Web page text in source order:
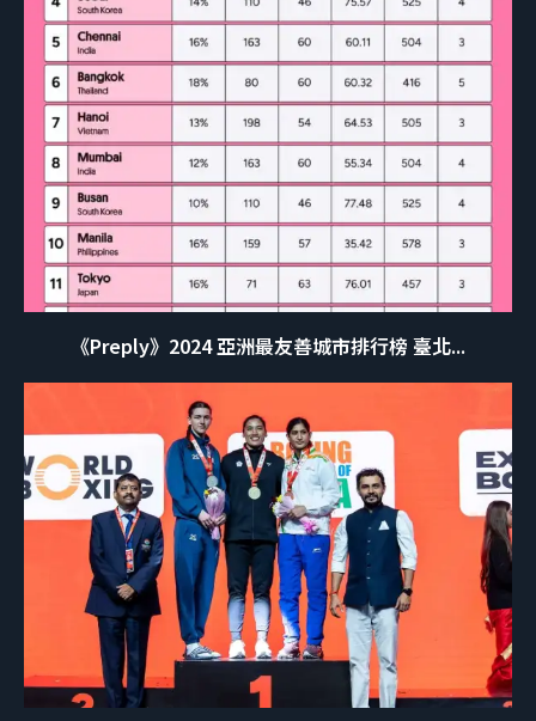
《Preply》2024 亞洲最友善城市排行榜 臺北...